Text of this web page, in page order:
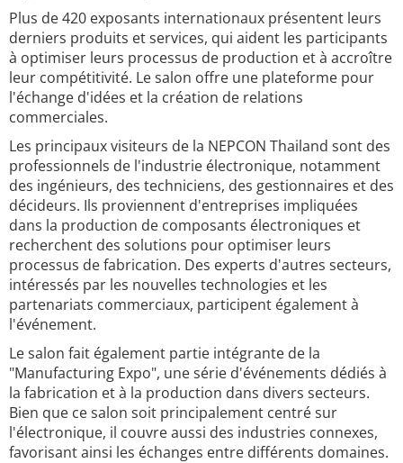
Plus de 420 exposants internationaux présentent leurs
derniers produits et services, qui aident les participants
à optimiser leurs processus de production et à accroître
leur compétitivité. Le salon offre une plateforme pour
l'échange d'idées et la création de relations
commerciales.
Les principaux visiteurs de la NEPCON Thailand sont des
professionnels de l'industrie électronique, notamment
des ingénieurs, des techniciens, des gestionnaires et des
décideurs. Ils proviennent d'entreprises impliquées
dans la production de composants électroniques et
recherchent des solutions pour optimiser leurs
processus de fabrication. Des experts d'autres secteurs,
intéressés par les nouvelles technologies et les
partenariats commerciaux, participent également à
l'événement.
Le salon fait également partie intégrante de la
"Manufacturing Expo", une série d'événements dédiés à
la fabrication et à la production dans divers secteurs.
Bien que ce salon soit principalement centré sur
l'électronique, il couvre aussi des industries connexes,
favorisant ainsi les échanges entre différents domaines.